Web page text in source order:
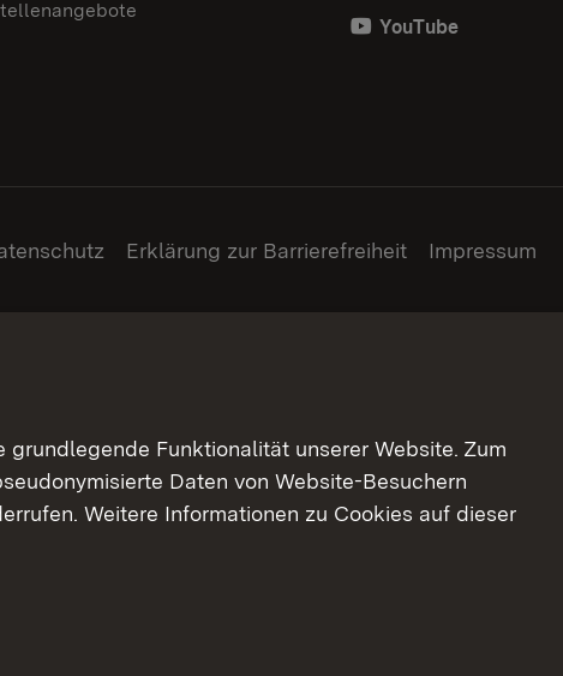
YouTube
Erklärung zur Barrierefreiheit Impressum
Funktionalität unserer Website. Zum
Daten von Website-Besuchern
Weitere Informationen zu Cookies auf dieser